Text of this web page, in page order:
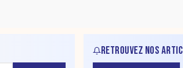
RETROUVEZ NOS